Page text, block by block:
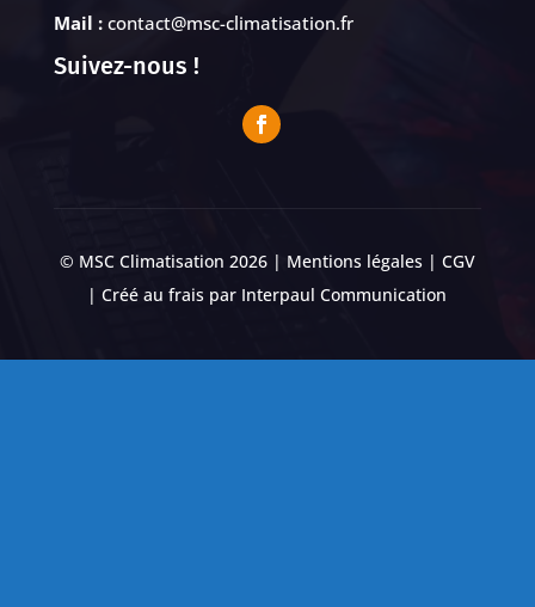
Mail :contact@msc-climatisation.fr
Suivez-nous !
© MSC Climatisation 2026 | Mentions légales| CGV
| Créé au frais par Interpaul Communication